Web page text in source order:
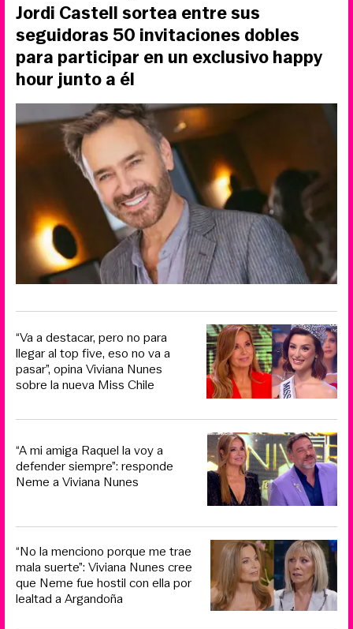
Jordi Castell sortea entre sus
seguidoras 50 invitaciones dobles
para participar en un exclusivo happy
hour junto a él
“Va a destacar, pero no para
llegar al top five, eso no va a
pasar”, opina Viviana Nunes
sobre la nueva Miss Chile
“A mi amiga Raquel la voy a
defender siempre”: responde
Neme a Viviana Nunes
“No la menciono porque me trae
mala suerte”: Viviana Nunes cree
que Neme fue hostil con ella por
lealtad a Argandoña